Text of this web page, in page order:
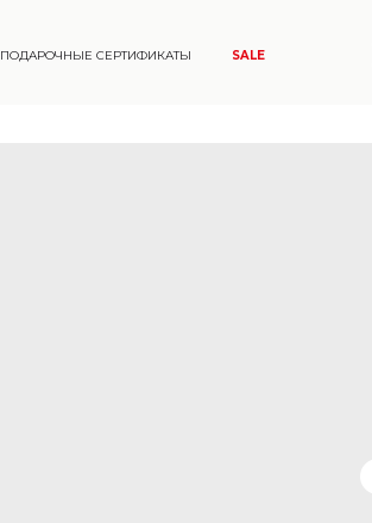
ПОДАРОЧНЫЕ СЕРТИФИКАТЫ SALE